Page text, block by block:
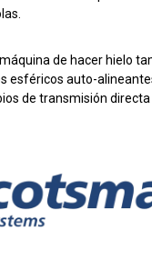
de hacer hielo
esféricos auto-
de transmisión directa